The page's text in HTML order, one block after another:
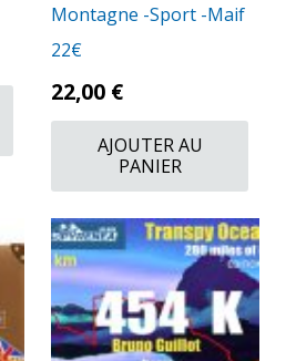
Montagne -Sport -Maif
22€
22,00 €
AJOUTER AU
PANIER